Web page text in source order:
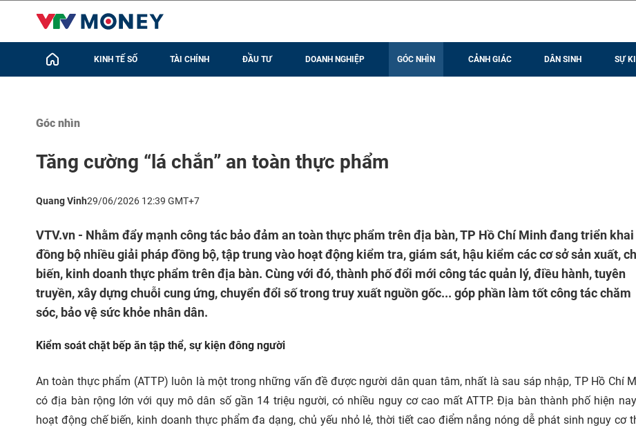
KINH TẾ SỐ TÀI CHÍNH ĐẦU TƯ DOANH NGHIỆP GÓC NHÌN CẢNH GIÁC DÂN SINH SỰ
Góc nhìn
Tăng cường “lá chắn” an toàn thực phẩm
Quang Vinh29/06/2026 12:39 GMT+7
VTV.vn - Nhằm đẩy mạnh công tác bảo đảm an toàn thực phẩm trên địa bàn, TP Hồ Chí Minh đang triển khai
đồng bộ nhiều giải pháp đồng bộ, tập trung vào hoạt động kiểm tra, giám sát, hậu kiểm các cơ sở sản xuất,
biến, kinh doanh thực phẩm trên địa bàn. Cùng với đó, thành phố đổi mới công tác quản lý, điều hành, tuyên
truyền, xây dựng chuỗi cung ứng, chuyển đổi số trong truy xuất nguồn gốc... góp phần làm tốt công tác chăm
sóc, bảo vệ sức khỏe nhân dân.
Kiểm soát chặt bếp ăn tập thể, sự kiện đông người
An toàn thực phẩm (ATTP) luôn là một trong những vấn đề được người dân quan tâm, nhất là sau sáp nhập, TP Hồ Chí
có địa bàn rộng lớn với quy mô dân số gần 14 triệu người, có nhiều nguy cơ cao mất ATTP. Địa bàn thành phố hiện
hoạt động chế biến, kinh doanh thực phẩm đa dạng, chủ yếu nhỏ lẻ, thời tiết cao điểm nắng nóng dễ phát sinh nguy cơ